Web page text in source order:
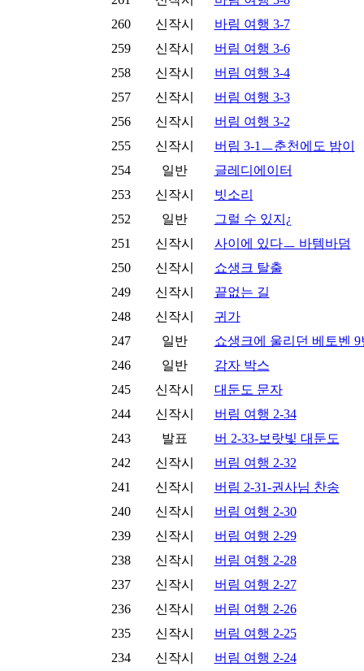
260
신작시
바림 여행 3-7
259
신작시
버림 여행 3-6
258
신작시
버림 여행 3-4
257
신작시
버림 여행 3-3
256
신작시
버림 여행 3-2
255
신작시
버림 3-1ㅡ춘천에도 밤이
254
일반
글레디에이터
253
신작시
빗소리
252
일반
그럴 수 있지¿
251
신작시
사이에 있다ㅡ 바템바덤
250
신작시
쇼생크 탈출
249
신작시
끝없는 길
248
신작시
귀가
247
일반
쇼생크에 울리던 베토벤 9
246
일반
감자 박스
245
신작시
대둔도 문자
244
신작시
버림 여행 2-34
243
발표
버 2-33-보랏빛 대둔도
242
신작시
버림 여행 2-32
241
신작시
버림 2-31-권사님 찬송
240
신작시
버림 여행 2-30
239
신작시
버림 여행 2-29
238
신작시
버림 여행 2-28
237
신작시
버림 여행 2-27
236
신작시
버림 여행 2-26
235
신작시
버림 여행 2-25
234
신작시
버림 여행 2-24